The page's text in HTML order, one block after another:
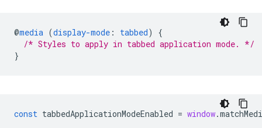
@media (display-mode : tabbed)
{
/* Styles to apply in tabbed application mode. */
}
const tabbedApplicationModeEnabled = window.